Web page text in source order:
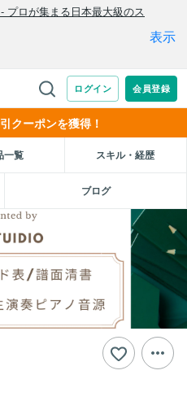
クーポンを獲得！
一覧 スキル・経歴
ブログ